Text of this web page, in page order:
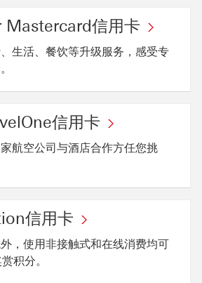
Mastercard信用卡
生活、餐饮等升级服务，感受专
信用卡
航空公司与酒店合作方任您挑
信用卡
，使用非接触式和在线消费均可
积分。